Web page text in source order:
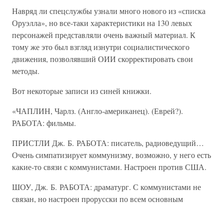
Навряд ли спецслужбы узнали много нового из «списка
Оруэлла», но все-таки характеристики на 130 левых
персонажей представляли очень важный материал. К
тому же это был взгляд изнутри социалистического
движения, позволявший ОИИ скорректировать свои
методы.
Вот некоторые записи из синей книжки.
«ЧАПЛИН, Чарлз. (Англо-американец). (Еврей?).
РАБОТА: фильмы.
ПРИСТЛИ Дж. Б. РАБОТА: писатель, радиоведущий…
Очень симпатизирует коммунизму, возможно, у него есть
какие-то связи с коммунистами. Настроен против США.
ШОУ, Дж. Б. РАБОТА: драматург. С коммунистами не
связан, но настроен прорусски по всем основным